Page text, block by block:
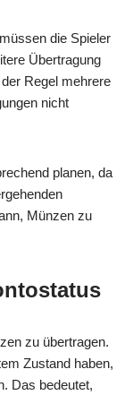
die Spieler
Übertragung
Regel mehrere
nicht
planen, da
Münzen zu
zu übertragen.
Zustand haben,
Das bedeutet,